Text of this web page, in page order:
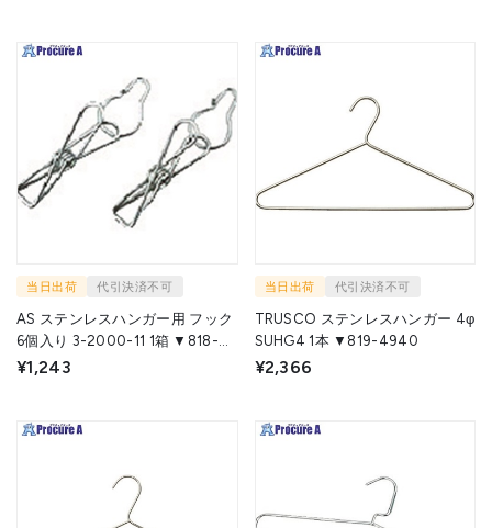
当日出荷 代引決済不可
AS ステンレスハンガー用 フック
6個入り 3-2000-11 1箱 ▼818-
8823
¥1,243
当日出荷 代引決済不可
TRUSCO ステンレスハンガー 4φ
SUHG4 1本 ▼819-4940
¥2,366